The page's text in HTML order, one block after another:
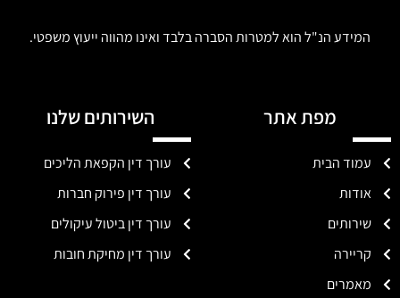
המידע הנ"ל הוא למטרות הסברה בלבד ואינו מהווה ייעוץ משפטי.
מפת אתר
עמוד הבית
אודות
שירותים
קריירה
מאמרים
השירותים שלנו
עורך דין הקפאת הליכים
עורך דין פירוק חברות
עורך דין ביטול עיקולים
עורך דין מחיקת חובות